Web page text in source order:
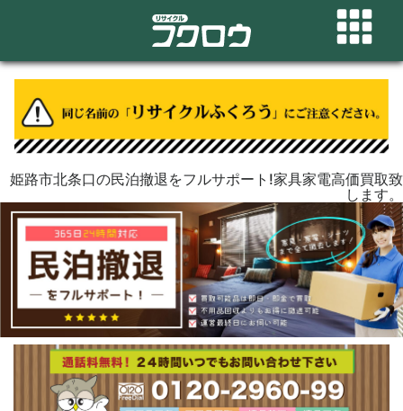
姫路市北条口の民泊撤退をフルサポート!家具家電高価買取致
します。